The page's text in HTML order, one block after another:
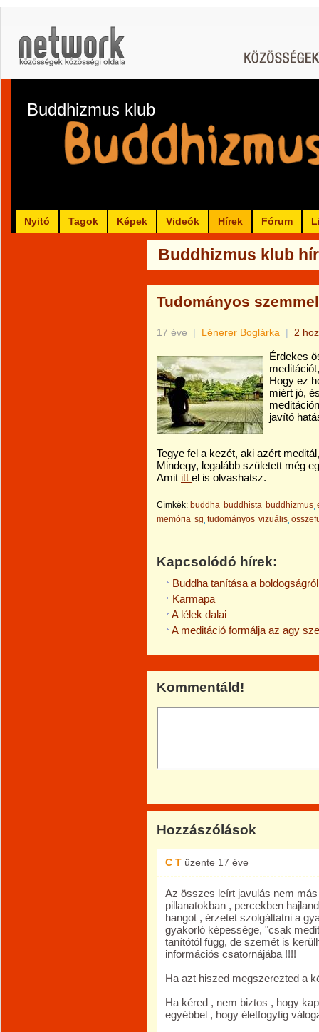
Buddhizmus klub
Nyitó Tagok Képek Videók Hírek Fórum
Buddhizmus klub
Tudományos szemmel
17 éve | Lénerer Boglárka | 2
Érdekes
Hogy ez
miért jó,
javító
Tegye fel a kezét, aki azért
Mindegy, legalább született még
Amit itt el is olvashatsz.
Címkék: buddha buddhista buddhizmus
memória sg tudományos vizuális
Kapcsolódó hírek:
Buddha tanítása a boldogságról
Karmapa
A lélek dalai
A meditáció formálja az agy
Kommentáld!
Hozzászólások
C T üzente 17 éve
Az összes leírt javulás nem
pillanatokban , percekben
hangot , érzetet szolgáltatni a
gyakorló képessége, "csak
tanítótól függ, de szemét is
információs csatornájába !!!!
Ha azt hiszed megszerezted a
Ha kéred , nem biztos , hogy
egyébbel , hogy életfogytig